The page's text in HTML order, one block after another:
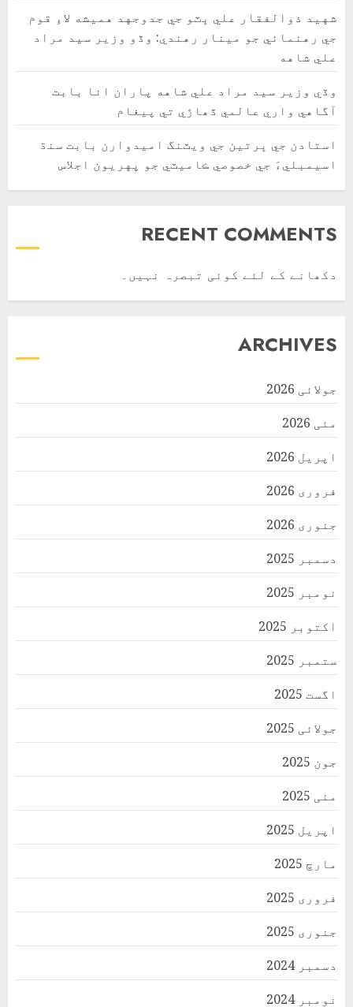
شهيد ذوالفقار علي ڀٽو جي جدوجهد هميشه لاءِ قوم
جي رهنمائي جو مينار رهندي: وڏو وزير سيد مراد
علي شاهه
وڏي وزير سيد مراد علي شاهه پاران انا بابت
آگاهي واري عالمي ڏھاڙي تي پيغام
استادن جي ڀرتين جي ويٽنگ اميدوارن بابت سنڌ
اسيمبليءَ جي خصوصي ڪاميٽي جو پهريون اجلاس
RECENT COMMENTS
دکھانے کے لئے کوئی تبصرہ نہیں۔
ARCHIVES
جولائی 2026
مئی 2026
اپریل 2026
فروری 2026
جنوری 2026
دسمبر 2025
نومبر 2025
اکتوبر 2025
ستمبر 2025
اگست 2025
جولائی 2025
جون 2025
مئی 2025
اپریل 2025
مارچ 2025
فروری 2025
جنوری 2025
دسمبر 2024
نومبر 2024